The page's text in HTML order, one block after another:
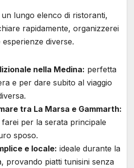
lungo elenco di ristoranti,
rapidamente, organizzerei
diverse.
nella Medina: perfetta
e per dare subito al viaggio
tra La Marsa e Gammarth:
per la serata principale
sposo.
e locale: ideale durante la
provando piatti tunisini senza